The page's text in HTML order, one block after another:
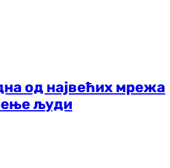
од највећих мрежа
људи